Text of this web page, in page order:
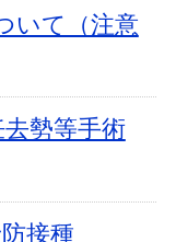
いて（注意
勢等手術
接種